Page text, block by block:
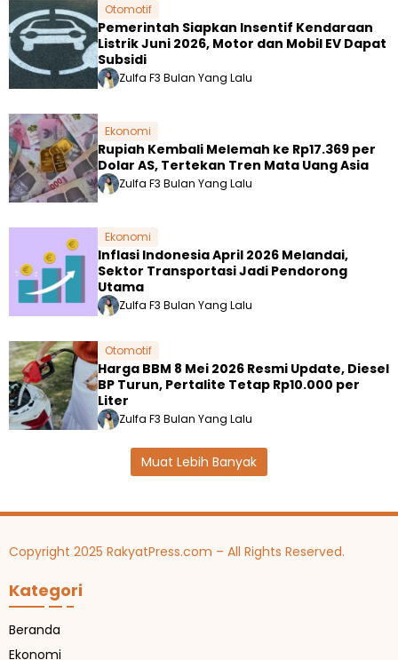
Otomotif
Pemerintah Siapkan Insentif Kendaraan
Listrik Juni 2026, Motor dan Mobil EV Dapat
Subsidi
Zulfa F3 Bulan Yang Lalu
Ekonomi
Rupiah Kembali Melemah ke Rp17.369 per
Dolar AS, Tertekan Tren Mata Uang Asia
Zulfa F3 Bulan Yang Lalu
Ekonomi
Inflasi Indonesia April 2026 Melandai,
Sektor Transportasi Jadi Pendorong
Utama
Zulfa F3 Bulan Yang Lalu
Otomotif
Harga BBM 8 Mei 2026 Resmi Update, Diesel
BP Turun, Pertalite Tetap Rp10.000 per
Liter
Zulfa F3 Bulan Yang Lalu
Muat Lebih Banyak
Copyright 2025 RakyatPress.com – All Rights Reserved.
Kategori
Beranda
Ekonomi